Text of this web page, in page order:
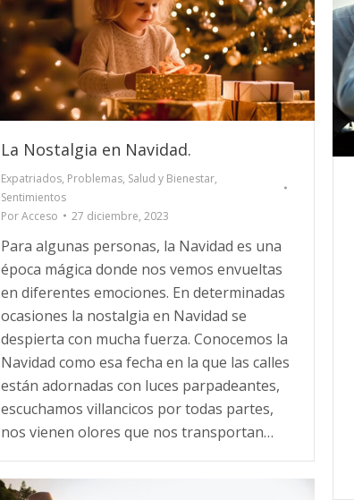
La Nostalgia en Navidad.
Expatriados, Problemas, Salud y Bienestar,
Sentimientos
PorAcceso 27 diciembre, 2023
Para algunas personas, la Navidad es una
época mágica donde nos vemos envueltas
en diferentes emociones. En determinadas
ocasiones la nostalgia en Navidad se
despierta con mucha fuerza. Conocemos la
Navidad como esa fecha en la que las calles
están adornadas con luces parpadeantes,
escuchamos villancicos por todas partes,
nos vienen olores que nos transportan…